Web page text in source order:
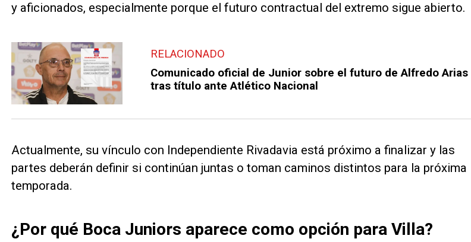
y aficionados, especialmente porque el futuro contractual del extremo sigue abierto.
RELACIONADO
Comunicado oficial de Junior sobre el futuro de Alfredo Arias
tras título ante Atlético Nacional
Actualmente, su vínculo con Independiente Rivadavia está próximo a finalizar y las
partes deberán definir si continúan juntas o toman caminos distintos para la próxima
temporada.
¿Por qué Boca Juniors aparece como opción para Villa?